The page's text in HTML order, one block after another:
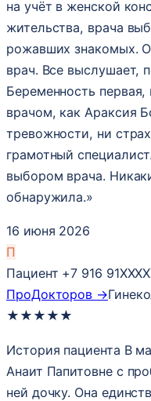
на учёт в женской
жительства, врача
рожавших знакомых.
врач. Все выслушает,
Беременность
врачом, как Араксия
тревожности, ни
грамотный
выбором врача.
обнаружила.»
16 июня 2026
П
Пациент +7 916
ПроДокторов →
★ ★ ★ ★ ★
История пациента В
Анаит Папитовне с
ней дочку. Она